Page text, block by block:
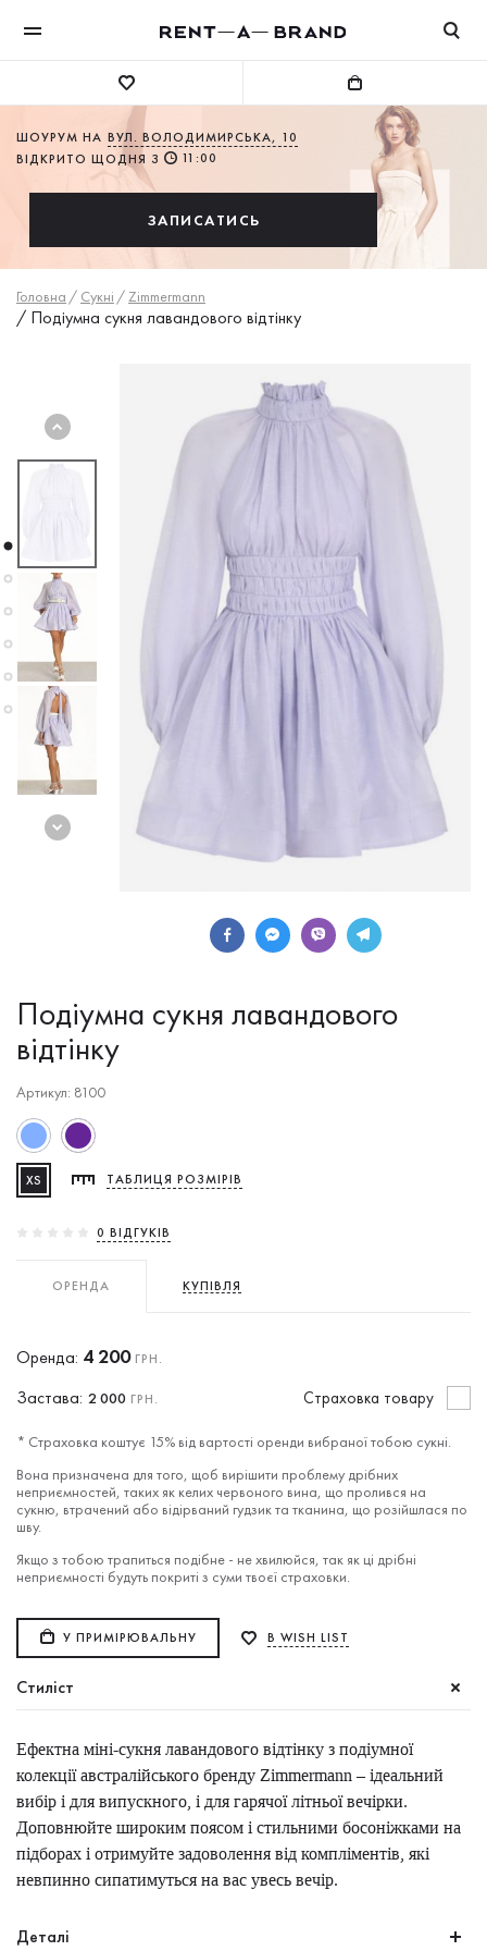
ШОУРУМ НА ВУЛ. ВОЛОДИМИРСЬКА, 10
ВІДКРИТО ЩОДНЯ З
11:00
ЗАПИСАТИСЬ
Головна / Сукнi /Zimmermann
/ Подіумна сукня лавандового відтінку
Подіумна сукня лавандового
відтінку
Артикул: 8100
XS ТАБЛИЦЯ РОЗМІРІВ
0 ВIДГУКIВ
ОРЕНДА КУПІВЛЯ
Оренда: 4 200ГРН.
Застава: 2 000 ГРН. Cтраховка товару
* Страховка коштує 15% від вартості оренди вибраної тобою сукні.
Вона призначена для того, щоб вирішити проблему дрібних
неприємностей, таких як келих червоного вина, що пролився на
сукню, втрачений або відірваний гудзик та тканина, що розійшлася по
шву.
Якщо з тобою трапиться подібне - не хвилюйся, так як ці дрібні
неприємності будуть покриті з суми твоєї страховки.
У ПРИМІРЮВАЛЬНУ В WISH LIST
Стиліст
Ефектна міні-сукня лавандового відтінку з подіумної
колекції австралійського бренду Zimmermann – ідеальний
вибір і для випускного, і для гарячої літньої вечірки.
Доповнюйте широким поясом і стильними босоніжками на
підборах і отримуйте задоволення від компліментів, які
невпинно сипатимуться на вас увесь вечір.
Деталі